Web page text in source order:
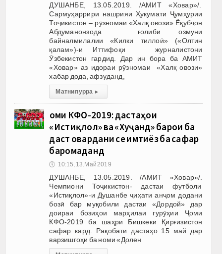
ДУШАНБЕ, 13.05.2019. /АМИТ «Ховар»/.
Сармуҳаррири нашрияи Ҳукумати Ҷумҳурии
Тоҷикистон – рӯзномаи «Халқ овози» Ёқубҷон
Абдуманонзода ғолиби озмуни
байналмилалии «Килки тиллоӣ» («Олтин
қалам»)-и Иттифоқи журналистони
Ӯзбекистон гардид. Дар ин бора ба АМИТ
«Ховар» аз идораи рӯзномаи «Халқ овози»
хабар дода, афзуданд,
Матни пурра ▸
Ҷоми КФО-2019: дастаҳои
«Истиқлол» ва «Хуҷанд» барои ба
даст овардани се имтиёз ба сафар
баромаданд
🕔 10:15, 13.Май 2019
ДУШАНБЕ, 13.05.2019. /АМИТ «Ховар»/.
Чемпиони Тоҷикистон- дастаи футболи
«Истиқлол»-и Душанбе ҷиҳати анҷом додани
бозӣ бар муқобили дастаи «Дордой» дар
доираи бозиҳои марҳилаи гурӯҳии Ҷоми
КФО-2019 ба шаҳри Бишкеки Қирғизистон
сафар кард. Рақобати дастаҳо 15 май дар
варзишгоҳи ба номи «Долен